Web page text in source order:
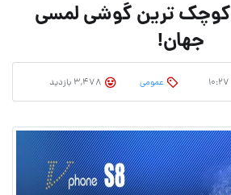
VphoneS8 کوچک ترین گوشی لمسی
جهان!
عمومی